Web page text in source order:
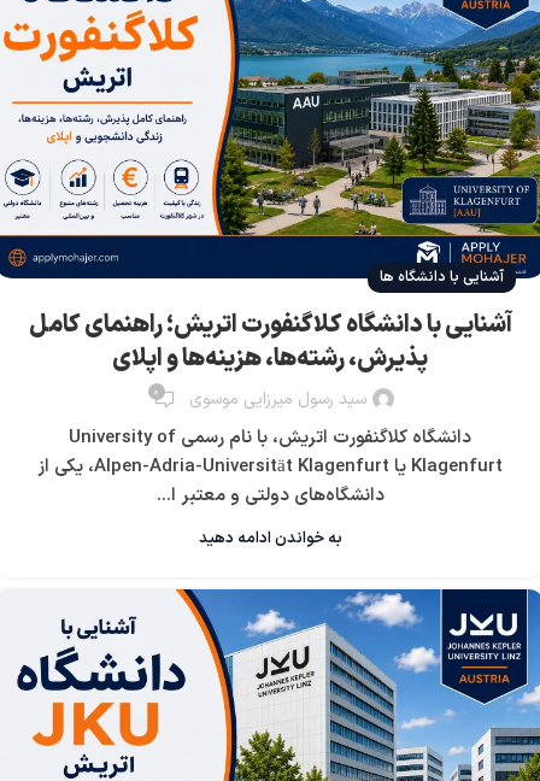
آشنایی با دانشگاه ها
آشنایی با دانشگاه کلاگنفورت اتریش؛ راهنمای کامل
پذیرش، رشته‌ها، هزینه‌ها و اپلای
سید رسول میرزایی موسوی 0
دانشگاه کلاگنفورت اتریش، با نام رسمی University of
Klagenfurt یا Alpen-Adria-Universität Klagenfurt، یکی از
دانشگاه‌های دولتی و معتبر ا...
به خواندن ادامه دهید